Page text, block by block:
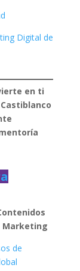
Digital de
en ti
Marketing
de